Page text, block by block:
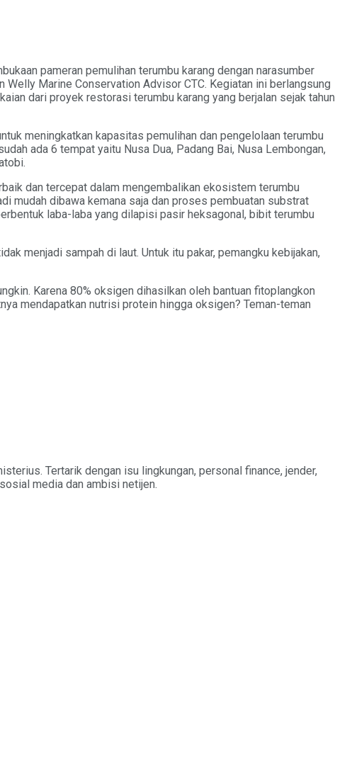
pameran pemulihan terumbu karang dengan narasumber
Marine Conservation Advisor CTC. Kegiatan ini berlangsung
dari proyek restorasi terumbu karang yang berjalan sejak tahun
meningkatkan kapasitas pemulihan dan pengelolaan terumbu
ada 6 tempat yaitu Nusa Dua, Padang Bai, Nusa Lembongan,
dan tercepat dalam mengembalikan ekosistem terumbu
mudah dibawa kemana saja dan proses pembuatan substrat
laba-laba yang dilapisi pasir heksagonal, bibit terumbu
menjadi sampah di laut. Untuk itu pakar, pemangku kebijakan,
Karena 80% oksigen dihasilkan oleh bantuan fitoplangkon
mendapatkan nutrisi protein hingga oksigen? Teman-teman
Tertarik dengan isu lingkungan, personal finance, jender,
media dan ambisi netijen.